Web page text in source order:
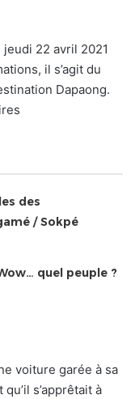
jeudi 22 avril 2021
il s’agit du
Dapaong.
des
/ Sokpé
quel peuple ?
voiture garée à sa
s’apprêtait à